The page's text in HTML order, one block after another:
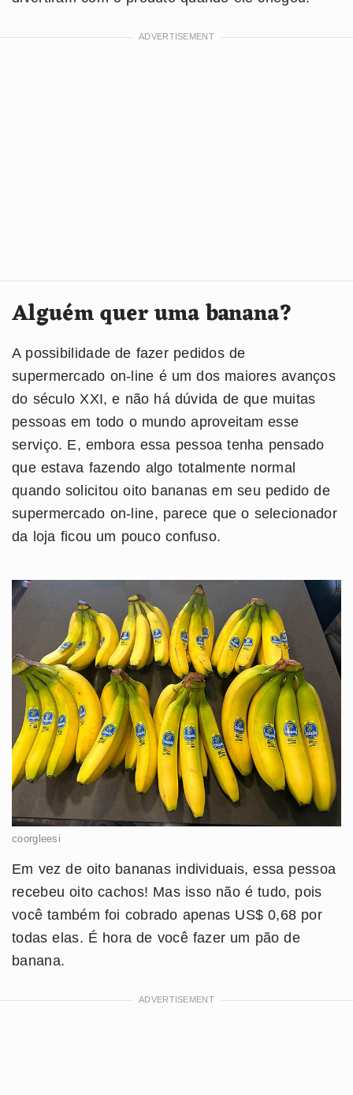
Alguém quer uma banana?
A possibilidade de fazer pedidos de
supermercado on-line é um dos maiores avanços
do século XXI, e não há dúvida de que muitas
pessoas em todo o mundo aproveitam esse
serviço. E, embora essa pessoa tenha pensado
que estava fazendo algo totalmente normal
quando solicitou oito bananas em seu pedido de
supermercado on-line, parece que o selecionador
da loja ficou um pouco confuso.
coorgleesi
Em vez de oito bananas individuais, essa pessoa
recebeu oito cachos! Mas isso não é tudo, pois
você também foi cobrado apenas US$ 0,68 por
todas elas. É hora de você fazer um pão de
banana.